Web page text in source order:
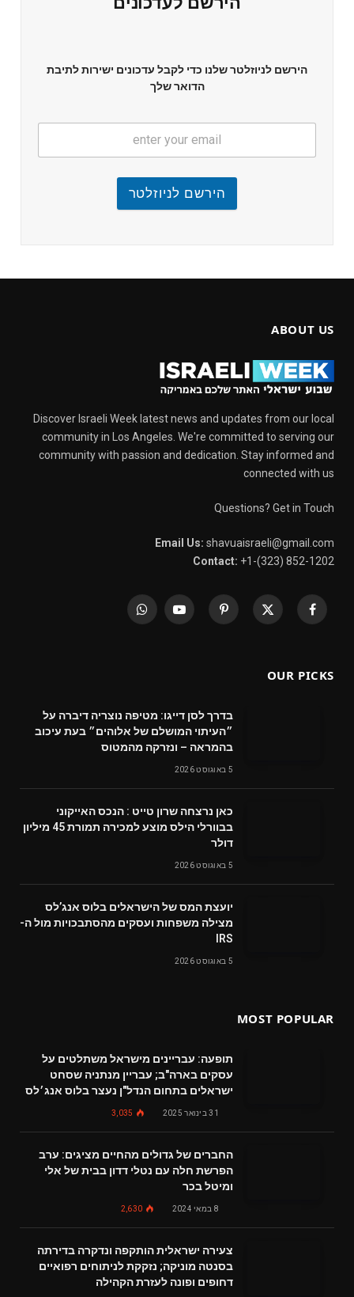
הירשם לניוזלטר שלנו כדי לקבל עדכונים ישירות לתיבת
הדואר שלך
הירשם לניוזלטר
ABOUT US
Discover Israeli Week latest news and updates from our local
community in Los Angeles. We're committed to serving our
community with passion and dedication. Stay informed and
connected with us
Questions? Get in Touch
Email Us: shavuaisraeli@gmail.com
Contact: +1-(323) 852-1202
Facebook
X
Pinterest
YouTube
WhatsApp
OUR PICKS
בדרך לסן דייגו: מטיפה נוצריה דיברה על
״העיתוי המושלם של אלוהים״ בעת עיכוב
בהמראה – ונזרקה מהמטוס
5 באוגוסט 2026
‬דולר
5 באוגוסט 2026
‬מצילה‭ ‬משפחות‭ ‬ועסקים‭ ‬מהסתבכויות‭ ‬מול‭ ‬ה-
IRS
5 באוגוסט 2026
MOST POPULAR
תופעה: עבריינים מישראל משתלטים על
עסקים בארה"ב; עבריין מנתניה שסחט
ישראלים בתחום הנדל"ן נעצר בלוס אנג׳לס
31 בינואר 2025 3,035
החברים של גדולים מהחיים מציגים: ערב
הפרשת חלה עם נטלי דדון בבית של אלי
ומיטל בכר
8 במאי 2024 2,630
צעירה ישראלית הותקפה ונדקרה בדירתה
בסנטה מוניקה; נזקקת לניתוחים רפואיים
דחופים ופונה לעזרת הקהילה